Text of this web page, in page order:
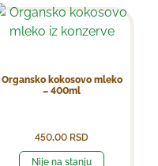
Organsko kokosovo mleko
– 400ml
450,00 RSD
Nije na stanju